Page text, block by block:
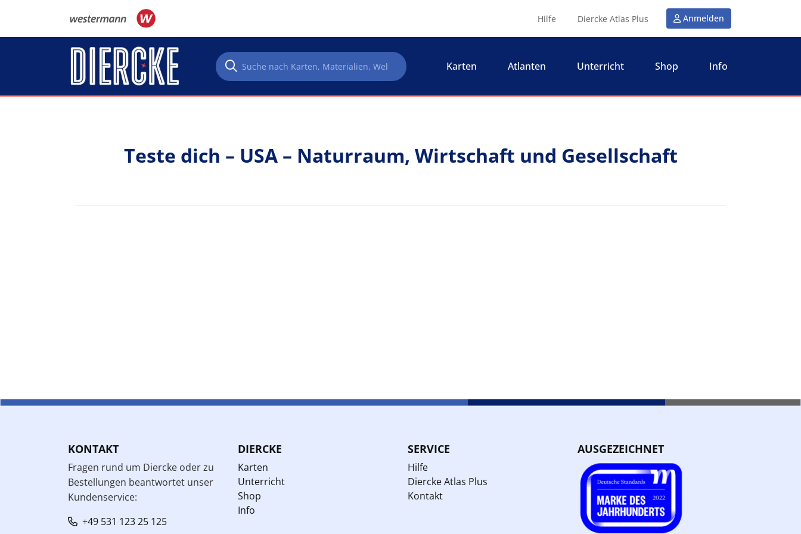
Hilfe Diercke Atlas Plus Anmelden
Karten Atlanten Unterricht Shop Info
Teste dich – USA – Naturraum, Wirtschaft und Gesellschaft
KONTAKT
Fragen rund um Diercke oder zu
Bestellungen beantwortet unser
Kundenservice:
+49 531 123 25 125
DIERCKE
Karten
Unterricht
Shop
Info
SERVICE
Hilfe
Diercke Atlas Plus
Kontakt
AUSGEZEICHNET